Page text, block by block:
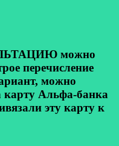
можно
перечисление
можно
карту Альфа-банка
эту карту к